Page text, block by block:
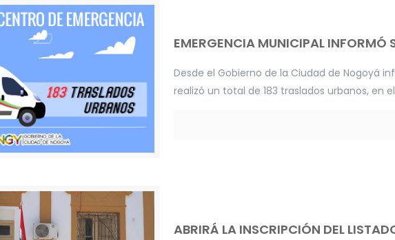
EMERGENCIA MUNICIPAL INFORMÓ
Desde el Gobierno de la Ciudad de Nogoyá
realizó un total de 183 traslados urbanos, en
ABRIRÁ LA INSCRIPCIÓN DEL